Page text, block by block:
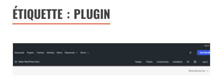
ÉTIQUETTE : PLUGIN